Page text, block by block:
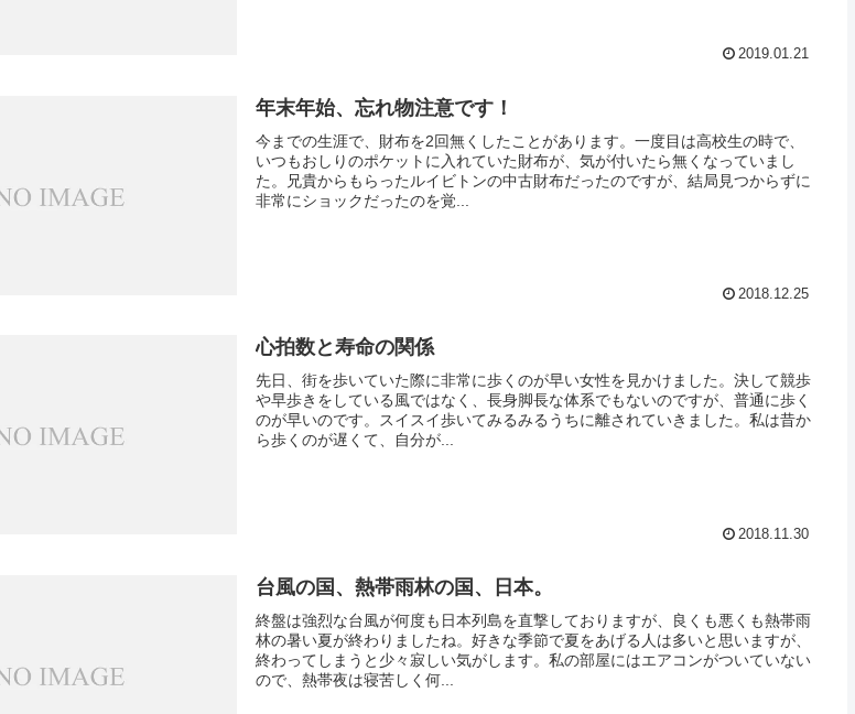
2019.01.21
年末年始、忘れ物注意です！
今までの生涯で、財布を2回無くしたことがあります。一度目は高校生の時で、
いつもおしりのポケットに入れていた財布が、気が付いたら無くなっていまし
た。兄貴からもらったルイビトンの中古財布だったのですが、結局見つからずに
非常にショックだったのを覚...
2018.12.25
心拍数と寿命の関係
先日、街を歩いていた際に非常に歩くのが早い女性を見かけました。決して競歩
や早歩きをしている風ではなく、長身脚長な体系でもないのですが、普通に歩く
のが早いのです。スイスイ歩いてみるみるうちに離されていきました。私は昔か
ら歩くのが遅くて、自分が...
2018.11.30
台風の国、熱帯雨林の国、日本。
終盤は強烈な台風が何度も日本列島を直撃しておりますが、良くも悪くも熱帯雨
林の暑い夏が終わりましたね。好きな季節で夏をあげる人は多いと思いますが、
終わってしまうと少々寂しい気がします。私の部屋にはエアコンがついていない
ので、熱帯夜は寝苦しく何...